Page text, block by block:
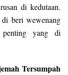
di kedutaan.
di beri wewenang
penting yang di
Tersumpah